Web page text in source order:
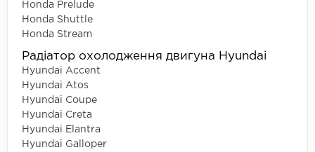
Honda Prelude
Honda Shuttle
Honda Stream
Радіатор охолодження двигуна Hyundai
Hyundai Accent
Hyundai Atos
Hyundai Coupe
Hyundai Creta
Hyundai Elantra
Hyundai Galloper